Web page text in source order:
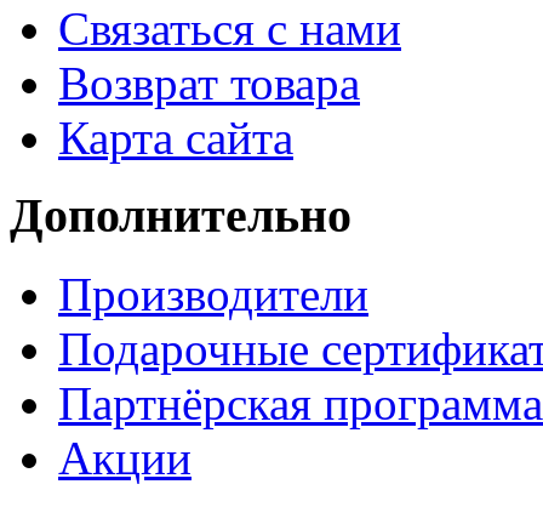
Связаться с нами
Возврат товара
Карта сайта
Дополнительно
Производители
Подарочные
Партнёрская программа
Акции